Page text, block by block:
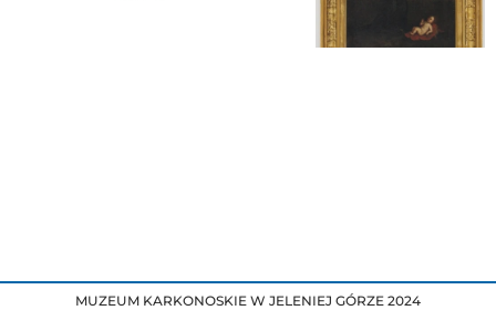
MUZEUM KARKONOSKIE W JELENIEJ GÓRZE 2024